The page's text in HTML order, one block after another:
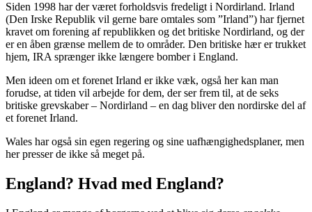
Siden 1998 har der været forholdsvis fredeligt i Nordirland. Irland
(Den Irske Republik vil gerne bare omtales som ”Irland”) har fjernet
kravet om forening af republikken og det britiske Nordirland, og der
er en åben grænse mellem de to områder. Den britiske hær er trukket
hjem, IRA sprænger ikke længere bomber i England.
Men ideen om et forenet Irland er ikke væk, også her kan man
forudse, at tiden vil arbejde for dem, der ser frem til, at de seks
britiske grevskaber – Nordirland – en dag bliver den nordirske del af
et forenet Irland.
Wales har også sin egen regering og sine uafhængighedsplaner, men
her presser de ikke så meget på.
England? Hvad med England?